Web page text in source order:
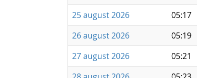
25 august 2026
05:17
26 august 2026
05:19
27 august 2026
05:21